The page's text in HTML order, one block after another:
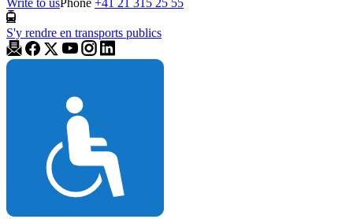
Write to usPhone +41 21 315 25 55
S'y rendre en transports publics